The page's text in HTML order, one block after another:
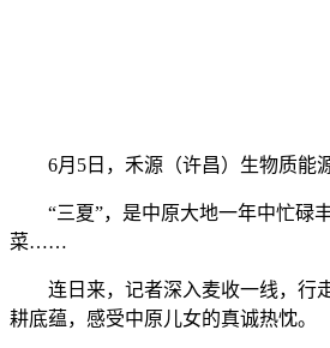
6月5日，禾源（许昌）生物质能源
“三夏”，是中原大地一年中忙碌丰
菜……
连日来，记者深入麦收一线，行走
耕底蕴，感受中原儿女的真诚热忱。